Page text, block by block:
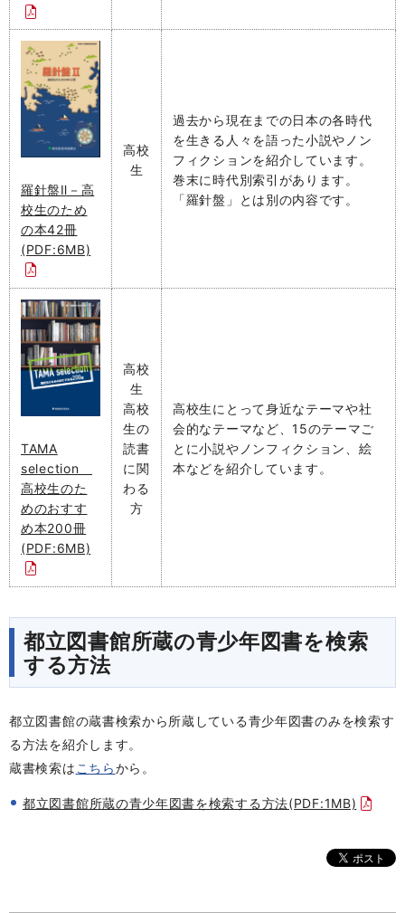
羅針盤Ⅱ－高
校生のため
の本42冊
(PDF:6MB)
高校
生
過去から現在までの日本の各時代
を生きる人々を語った小説やノン
フィクションを紹介しています。
巻末に時代別索引があります。
「羅針盤」とは別の内容です。
TAMA
selection
高校生のた
めのおすす
め本200冊
(PDF:6MB)
高校
生
高校
生の
読書
に関
わる
方
高校生にとって身近なテーマや社
会的なテーマなど、15のテーマご
とに小説やノンフィクション、絵
本などを紹介しています。
都立図書館所蔵の青少年図書を検索
する方法
都立図書館の蔵書検索から所蔵している青少年図書のみを検索す
る方法を紹介します。
蔵書検索は こちらから。
都立図書館所蔵の青少年図書を検索する方法(PDF:1MB)